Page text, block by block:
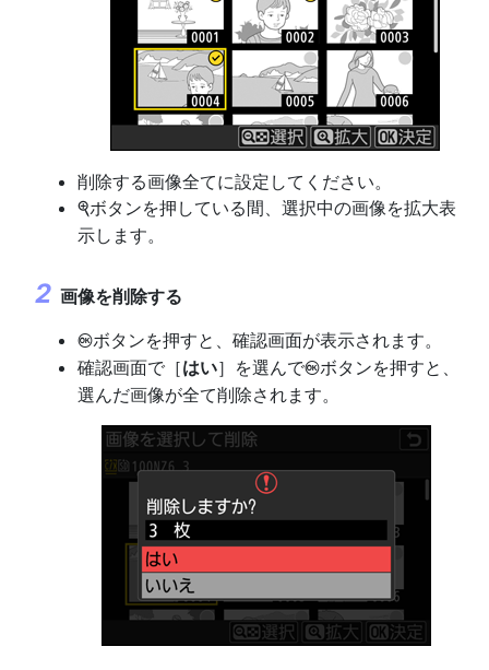
削除する画像全てに設定してください。
Xボタンを押している間、選択中の画像を拡大表
示します。
画像を削除する
Jボタンを押すと、確認画面が表示されます。
確認画面で［はい］を選んでJボタンを押すと、
選んだ画像が全て削除されます。